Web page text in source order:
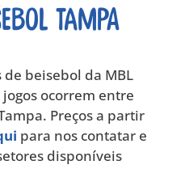
Tampa
de beisebol da MBL
jogos ocorrem entre
Preços a partir
para nos contatar e
disponíveis